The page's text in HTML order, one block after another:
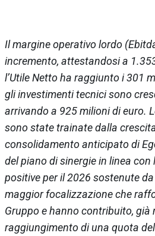
Il margine operativo lordo
incremento, attestandosi a
l’Utile Netto ha raggiunto i 301
gli investimenti tecnici sono
arrivando a 925 milioni di euro.
sono state trainate dalla
consolidamento anticipato di
del piano di sinergie in linea
positive per il 2026 sostenute
maggior focalizzazione che
Gruppo e hanno contribuito, già
raggiungimento di una quota del